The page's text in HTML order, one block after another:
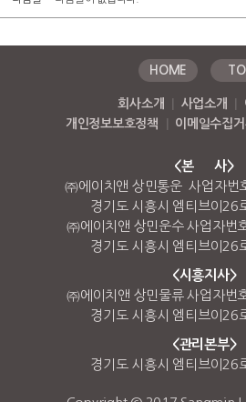
HOME
회사소개 사업소개
개인정보보호정책
이메일수집
<본 사>
㈜에이치앤 상민통운 사업자
경기도 시흥시 엠티브이26
㈜에이치앤 상민운수 사업자
경기도 시흥시 엠티브이26
<시흥지사>
㈜에이치앤 상민물류 사업자
경기도 시흥시 엠티브이26
<관리본부>
경기도 시흥시 엠티브이26